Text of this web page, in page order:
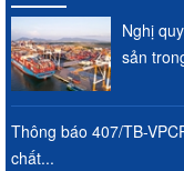
Nghị
sản
Thông báo 407/TB-
chất...